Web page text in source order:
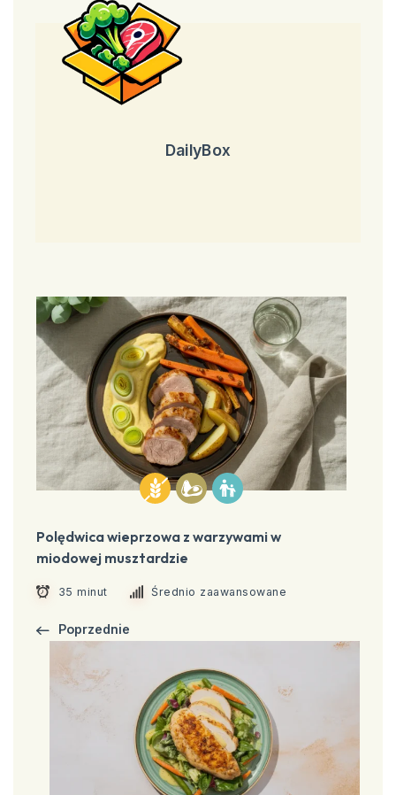
DailyBox
Polędwica wieprzowa z warzywami w
miodowej musztardzie
35 minut Średnio zaawansowane
Poprzednie